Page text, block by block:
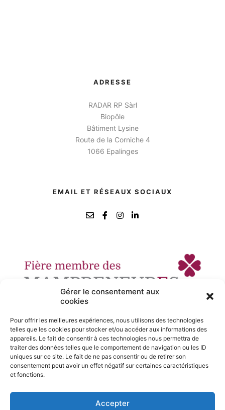
Gérer le consentement aux
cookies
Pour offrir les meilleures expériences, nous utilisons des technologies
telles que les cookies pour stocker et/ou accéder aux informations des
appareils. Le fait de consentir à ces technologies nous permettra de
traiter des données telles que le comportement de navigation ou les ID
uniques sur ce site. Le fait de ne pas consentir ou de retirer son
consentement peut avoir un effet négatif sur certaines caractéristiques
et fonctions.
Accepter
ADRESSE
RADAR RP Sàrl
Biopôle
Bâtiment Lysine
Route de la Corniche 4
1066 Epalinges
EMAIL ET RÉSEAUX SOCIAUX